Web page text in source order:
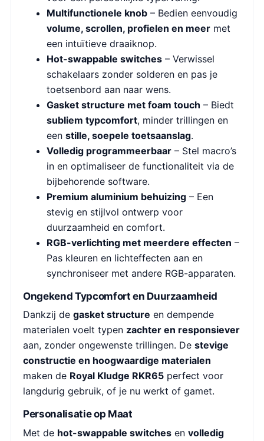
Multifunctionele knob – Bedien eenvoudig
volume, scrollen, profielen en meer met
een intuïtieve draaiknop.
Hot-swappable switches – Verwissel
schakelaars zonder solderen en pas je
toetsenbord aan naar wens.
Gasket structure met foam touch – Biedt
subliem typcomfort, minder trillingen en
een stille, soepele toetsaanslag.
Volledig programmeerbaar – Stel macro’s
in en optimaliseer de functionaliteit via de
bijbehorende software.
Premium aluminium behuizing – Een
stevig en stijlvol ontwerp voor
duurzaamheid en comfort.
RGB-verlichting met meerdere effecten –
Pas kleuren en lichteffecten aan en
synchroniseer met andere RGB-apparaten.
Ongekend Typcomfort en Duurzaamheid
Dankzij de gasket structure en dempende
materialen voelt typen zachter en responsiever
aan, zonder ongewenste trillingen. De stevige
constructie en hoogwaardige materialen
maken de Royal Kludge RKR65 perfect voor
langdurig gebruik, of je nu werkt of gamet.
Personalisatie op Maat
Met de hot-swappable switches en volledig